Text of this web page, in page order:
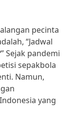
pecinta
“Jadwal
Sejak pandemi
sepakbola
Namun,
yang